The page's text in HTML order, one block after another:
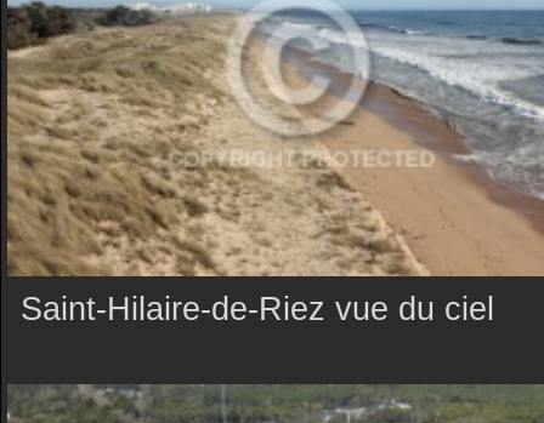
Saint-Hilaire-de-Riez vue du ciel